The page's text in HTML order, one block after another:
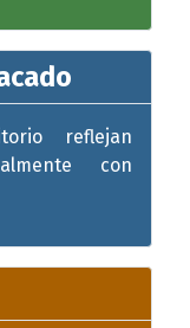
reflejan
con